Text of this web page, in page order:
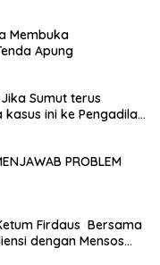
Membuka
Apung
Jika Sumut terus
ini ke Pengadilan
PROBLEM
Firdaus Bersama
dengan Mensos